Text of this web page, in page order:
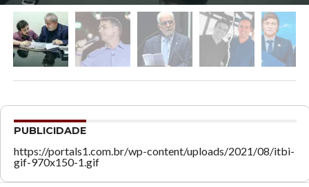
PUBLICIDADE
https://portals1.com.br/wp-content/uploads/2021/08/itbi-
gif-970x150-1.gif